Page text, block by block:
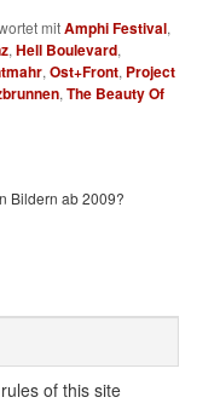
mitAmphi Festival,
,Hell Boulevard,
,Ost+Front, Project
,The Beauty Of
Bildern ab 2009?
of this site